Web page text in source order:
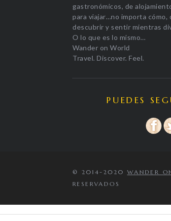
gastronómicos, de
para viajar…no importa cómo,
descubrir y sentir mientras
O lo que es lo mismo…
Wander on World
Travel. Discover. Feel.
PUEDES
© 2014-2020 WANDER
RESERVADOS